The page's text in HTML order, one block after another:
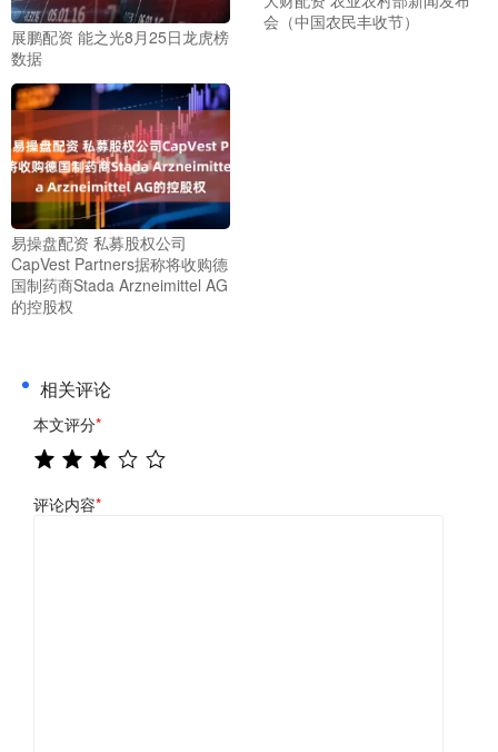
展鹏配资 能之光8月25日龙虎榜
数据
会（中国农民丰收节）
易操盘配资 私募股权公司
CapVest Partners据称将收购德
国制药商Stada Arzneimittel AG
的控股权
相关评论
本文评分*
评论内容*